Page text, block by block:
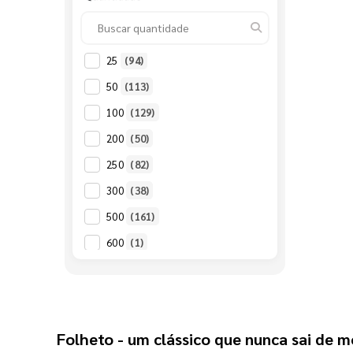
25
(94)
50 (113)
100 (129)
200 (50)
250 (82)
300 (38)
500 (161)
600 (1)
3000 (36)
Folheto - um clássico que nunca sai de